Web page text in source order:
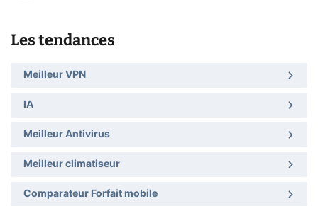
Les tendances
Meilleur VPN
IA
Meilleur Antivirus
Meilleur climatiseur
Comparateur Forfait mobile